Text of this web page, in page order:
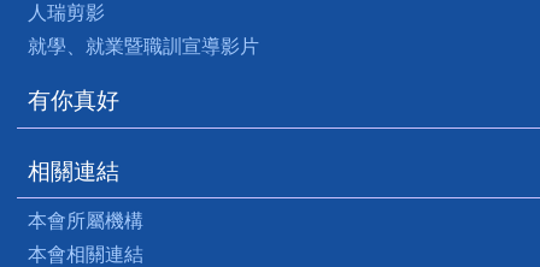
人瑞剪影
就學、就業暨職訓宣導影片
有你真好
相關連結
本會所屬機構
本會相關連結